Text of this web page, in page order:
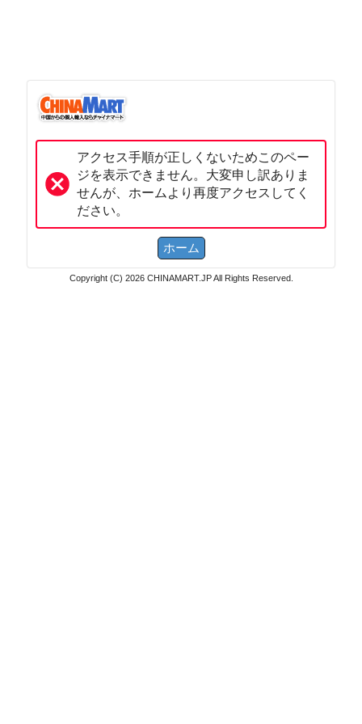
アクセス手順が正しくないためこのペー
ジを表示できません。大変申し訳ありま
せんが、ホームより再度アクセスしてく
ださい。
Copyright (C) 2026 CHINAMART.JP All Rights Reserved.